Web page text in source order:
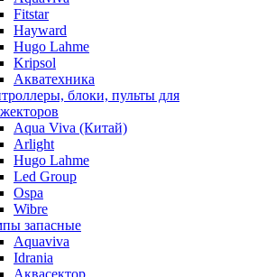
Fitstar
Hayward
Hugo Lahme
Kripsol
Акватехника
блоки, пульты для
Aqua Viva (Китай)
Arlight
Hugo Lahme
Led Group
Ospa
Wibre
запасные
Aquaviva
Idrania
Аквасектор